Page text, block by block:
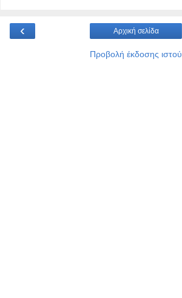
‹ Αρχική σελίδα
Προβολή έκδοσης ιστού